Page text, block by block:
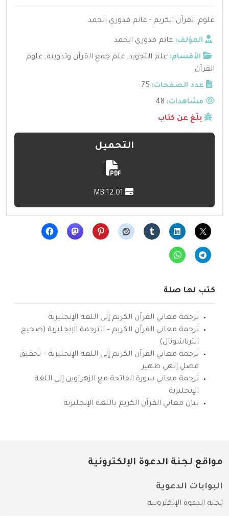
علوم القرآن الكريم - غانم قدوري الحمد
المؤلف: غانم قدوري الحمد
الأقسام: علم التجويد, علم جمع القرآن وتدوينه, علوم
القرآن
عدد الصفحات: 75
مشاهدات:
بلّغ عن كتاب
التحميل
كتب لها صلة
ترجمة معاني القرآن الكريم إلى اللغة الإنجليزية
ترجمة معاني القرآن الكريم – الترجمة الإنجليزية (صحيح
انترناشونال)
ترجمة معاني القرآن الكريم إلى اللغة الإنجليزية – تحقيق
فضل إلهي ظهير
ترجمة معاني سورة الفاتحة مع الزهراوين إلى اللغة
الإنجليزية
بيان معاني القرآن الكريم باللغة الإنجليزية
مواقع لجنة الدعوة الإلكترونية
البوابات الدعوية
لجنة الدعوة الإلكترونية